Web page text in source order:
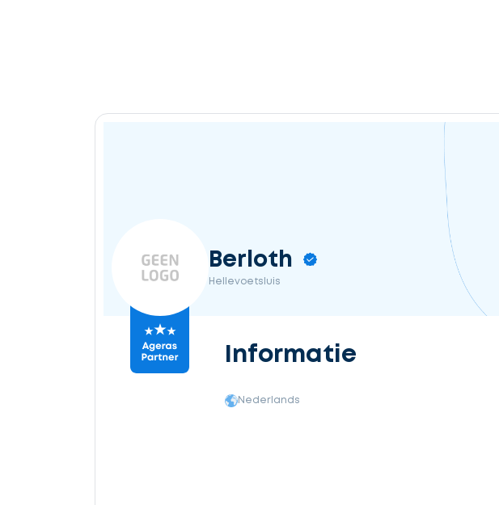
Berloth
Hellevoetsluis
Informatie
Nederlands